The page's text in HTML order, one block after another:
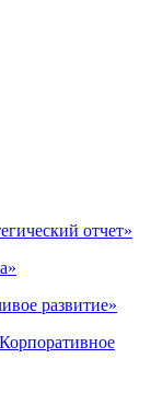
отчет»
развитие»